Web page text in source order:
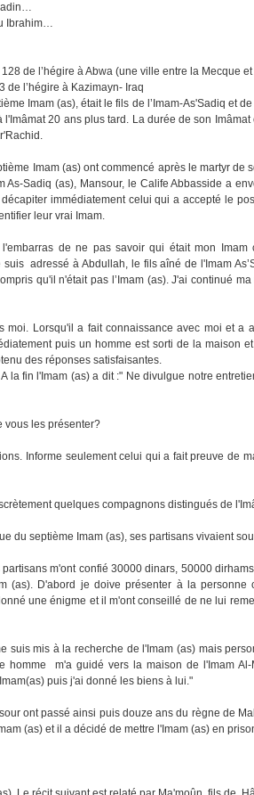
Ibrahim…
de l’hégire à Abwa (une ville entre la Mecque
de l’hégire à Kazimayn- Iraq
Imam (as), était le fils de l’Imam-As'Sadiq et
20 ans plus tard. La durée de son
Imam (as) ont commencé après le martyr de
As-Sadiq (as), Mansour, le Calife Abbasside a
immédiatement celui qui a accepté le
leur vrai Imam.
l'embarras de ne pas savoir qui était mon
adressé à Abdullah, le fils aîné de l'Imam
qu'il n'était pas l’Imam (as). J'ai continué
moi. Lorsqu'il a fait connaissance avec moi et
puis un homme est sorti de la maison
des réponses satisfaisantes.
la fin l'Imam (as) a dit :" Ne divulgue notre
vous les présenter?
Informe seulement celui qui a fait preuve de
quelques compagnons distingués de
du septième Imam (as), ses partisans vivaient
partisans m'ont confié 30000 dinars, 50000
(as). D'abord je doive présenter à la personne
une énigme et il m'ont conseillé de ne lui
suis mis à la recherche de l'Imam (as) mais
homme m'a guidé vers la maison de l'Imam
puis j'ai donné les biens à lui."
ont passé ainsi puis douze ans du règne de
(as) et il a décidé de mettre l'Imam (as) en